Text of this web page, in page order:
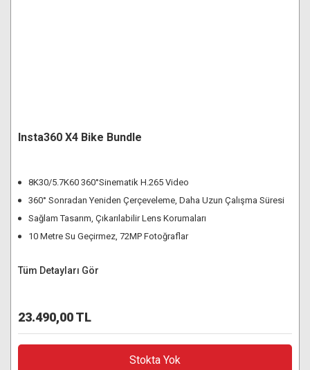
Insta360 X4 Bike Bundle
8K30/5.7K60 360°Sinematik H.265 Video
360° Sonradan Yeniden Çerçeveleme, Daha Uzun Çalışma Süresi
Sağlam Tasarım, Çıkarılabilir Lens Korumaları
10 Metre Su Geçirmez, 72MP Fotoğraflar
Tüm Detayları Gör
23.490,00 TL
Stokta Yok